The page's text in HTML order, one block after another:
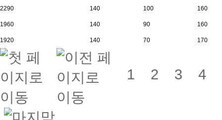
2290 140 100 160
1960 140 90 160
1920 140 70 170
1 2 3 4